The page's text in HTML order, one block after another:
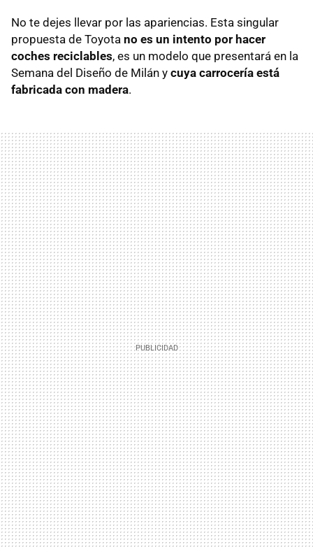
No te dejes llevar por las apariencias. Esta singular
propuesta de Toyota no es un intento por hacer
coches reciclables, es un modelo que presentará en la
Semana del Diseño de Milán y cuya carrocería está
fabricada con madera.